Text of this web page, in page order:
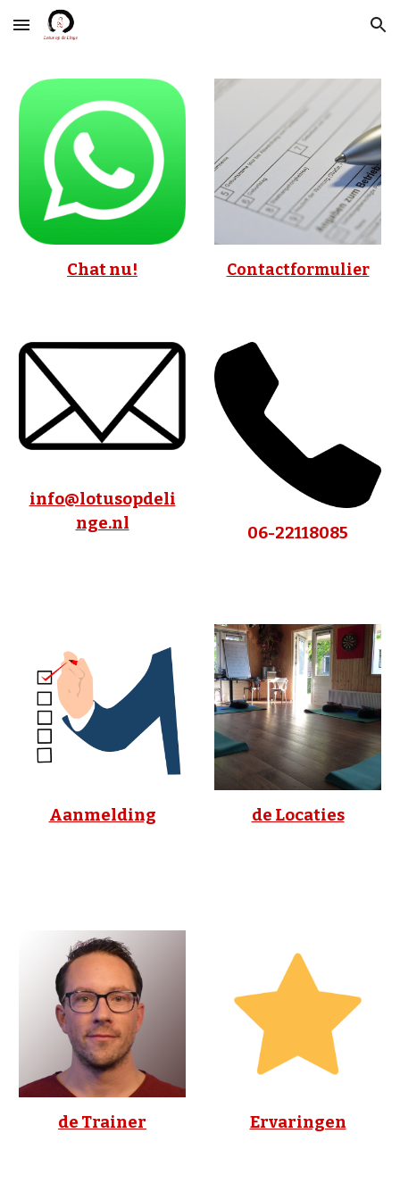
Skip to main content Skip to navigation
Chat nu!
info@lotusopdeli
nge.nl
Contactformulier
06-22118085
Aanmelding de Locaties
de Trainer Ervaringen